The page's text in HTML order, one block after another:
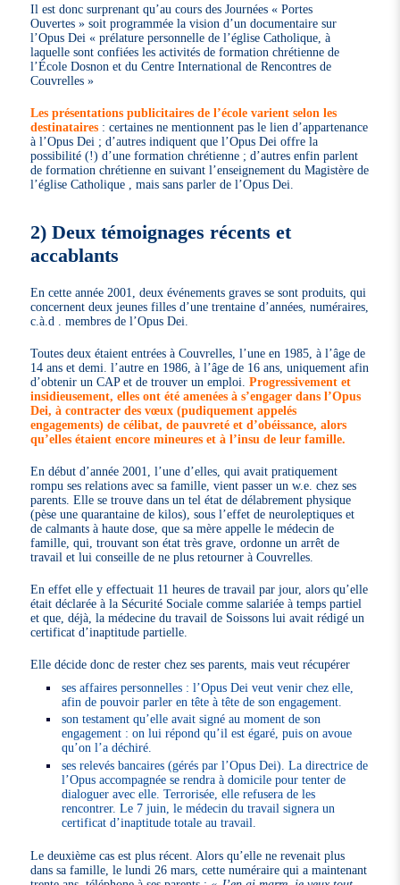
Il est donc surprenant qu’au cours des Journées « Portes
Ouvertes » soit programmée la vision d’un documentaire sur
l’Opus Dei « prélature personnelle de l’église Catholique, à
laquelle sont confiées les activités de formation chrétienne de
l’École Dosnon et du Centre International de Rencontres de
Couvrelles »
Les présentations publicitaires de l’école varient selon les
destinataires : certaines ne mentionnent pas le lien d’appartenance
à l’Opus Dei ; d’autres indiquent que l’Opus Dei offre la
possibilité (!) d’une formation chrétienne ; d’autres enfin parlent
de formation chrétienne en suivant l’enseignement du Magistère de
l’église Catholique , mais sans parler de l’Opus Dei.
2) Deux témoignages récents et
accablants
En cette année 2001, deux événements graves se sont produits, qui
concernent deux jeunes filles d’une trentaine d’années, numéraires,
c.à.d . membres de l’Opus Dei.
Toutes deux étaient entrées à Couvrelles, l’une en 1985, à l’âge de
14 ans et demi. l’autre en 1986, à l’âge de 16 ans, uniquement afin
d’obtenir un CAP et de trouver un emploi.Progressivement et
insidieusement, elles ont été amenées à s’engager dans l’Opus
Dei, à contracter des vœux (pudiquement appelés
engagements) de célibat, de pauvreté et d’obéissance, alors
qu’elles étaient encore mineures et à l’insu de leur famille.
En début d’année 2001, l’une d’elles, qui avait pratiquement
rompu ses relations avec sa famille, vient passer un w.e. chez ses
parents. Elle se trouve dans un tel état de délabrement physique
(pèse une quarantaine de kilos), sous l’effet de neuroleptiques et
de calmants à haute dose, que sa mère appelle le médecin de
famille, qui, trouvant son état très grave, ordonne un arrêt de
travail et lui conseille de ne plus retourner à Couvrelles.
En effet elle y effectuait 11 heures de travail par jour, alors qu’elle
était déclarée à la Sécurité Sociale comme salariée à temps partiel
et que, déjà, la médecine du travail de Soissons lui avait rédigé un
certificat d’inaptitude partielle.
Elle décide donc de rester chez ses parents, mais veut récupérer
ses affaires personnelles : l’Opus Dei veut venir chez elle,
afin de pouvoir parler en tête à tête de son engagement.
son testament qu’elle avait signé au moment de son
engagement : on lui répond qu’il est égaré, puis on avoue
qu’on l’a déchiré.
ses relevés bancaires (gérés par l’Opus Dei). La directrice de
l’Opus accompagnée se rendra à domicile pour tenter de
dialoguer avec elle. Terrorisée, elle refusera de les
rencontrer. Le 7 juin, le médecin du travail signera un
certificat d’inaptitude totale au travail.
Le deuxième cas est plus récent. Alors qu’elle ne revenait plus
dans sa famille, le lundi 26 mars, cette numéraire qui a maintenant